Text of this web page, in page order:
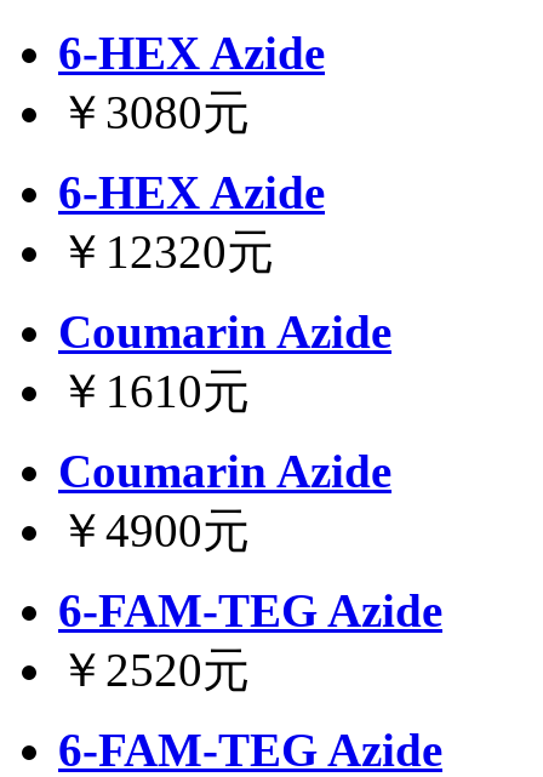
6-HEX Azide
￥3080元
6-HEX Azide
￥12320元
Coumarin Azide
￥1610元
Coumarin Azide
￥4900元
6-FAM-TEG Azide
￥2520元
6-FAM-TEG Azide